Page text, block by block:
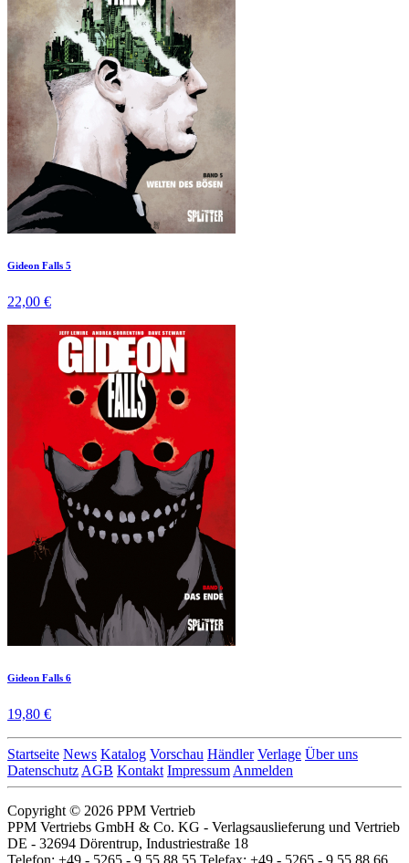
Gideon Falls 5
22,00 €
Gideon Falls 6
19,80 €
Startseite News Katalog Vorschau Händler Verlage Über uns
Datenschutz AGB Kontakt Impressum Anmelden
Copyright © 2026 PPM Vertrieb
PPM Vertriebs GmbH & Co. KG - Verlagsauslieferung und Vertrieb
DE - 32694 Dörentrup, Industriestraße 18
Telefon: +49 - 5265 - 9 55 88 55 Telefax: +49 - 5265 - 9 55 88 66